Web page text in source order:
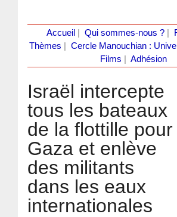
Accueil Qui sommes-nous ?|
Thèmes
Cercle Manouchian :
Films
Adhésion
Israël intercepte
tous les bateaux
de la flottille pour
Gaza et enlève
des militants
dans les eaux
internationales